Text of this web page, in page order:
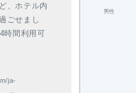
男性
、ホテル内
ごせまし
時間利用可
ja-